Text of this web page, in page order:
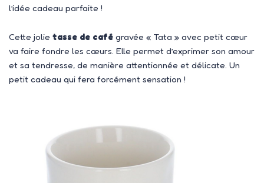
l’idée cadeau parfaite !
Cette jolie tasse de café gravée « Tata » avec petit cœur
va faire fondre les cœurs. Elle permet d’exprimer son amour
et sa tendresse, de manière attentionnée et délicate. Un
petit cadeau qui fera forcément sensation !